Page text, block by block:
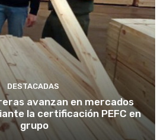
DESTACADAS
avanzan en mercados
la certificación PEFC en
grupo